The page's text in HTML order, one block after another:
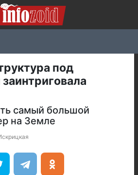
под
самый большой
на Земле